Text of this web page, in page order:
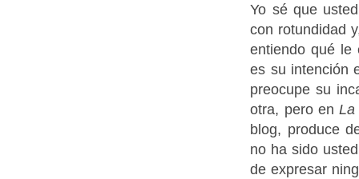
Yo sé que
con rotundidad
entiendo qué le
es su intención
preocupe su
otra, pero en La
blog, produce
no ha sido
de expresar